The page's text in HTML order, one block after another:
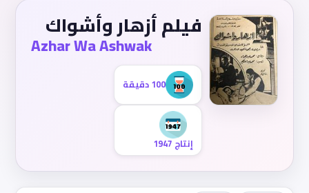
فيلم أزهار وأشواك
Azhar Wa Ashwak
100 دقيقة
إنتاج 1947